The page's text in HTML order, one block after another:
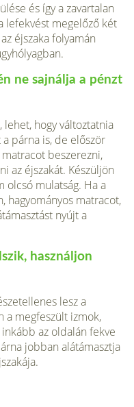
és így a zavartalan
lefekvést megelőző két
éjszaka folyamán
ne sajnálja a pénzt
hogy változtatnia
párna is, de először
beszerezni,
az éjszakát. Készüljön
olcsó mulatság. Ha a
hagyományos matracot,
nyújt a
használjon
lesz a
a megfeszült izmok,
az oldalán fekve
jobban alátámasztja